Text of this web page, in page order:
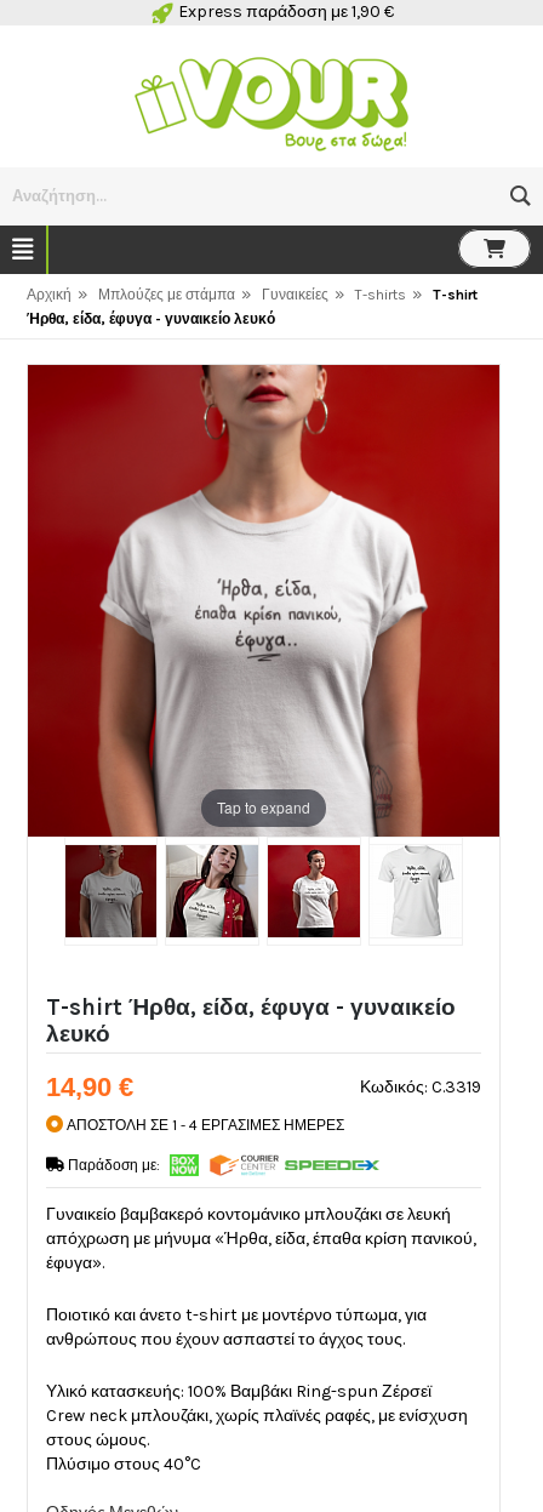
Express παράδοση με 1,90 €
Αναζήτηση...
Αρχική » Μπλούζες με στάμπα » Γυναικείες » T-shirts »
T-shirt
Ήρθα, είδα, έφυγα - γυναικείο λευκό
Tap to expand
T-shirt Ήρθα, είδα, έφυγα - γυναικείο
λευκό
Κωδικός: C.3319
14,90 €
ΑΠΟΣΤΟΛΗ ΣΕ 1 - 4 ΕΡΓΑΣΙΜΕΣ ΗΜΕΡΕΣ
Παράδοση με:
Γυναικείο βαμβακερό κοντομάνικο μπλουζάκι σε λευκή
απόχρωση με μήνυμα «Ήρθα, είδα, έπαθα κρίση πανικού,
έφυγα».
Ποιοτικό και άνετo t-shirt με μοντέρνο τύπωμα, για
ανθρώπους που έχουν ασπαστεί το άγχος τους.
Υλικό κατασκευής: 100% Βαμβάκι Ring-spun Ζέρσεϊ
Crew neck μπλουζάκι, χωρίς πλαϊνές ραφές, με ενίσχυση
στους ώμους.
Πλύσιμο στους 40°C